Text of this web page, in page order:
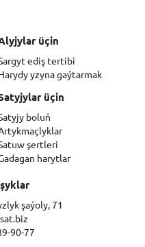
üçin
ediş tertibi
yzyna gaýtarmak
üçin
boluň
şertleri
harytlar
şaýoly, 71
90-77